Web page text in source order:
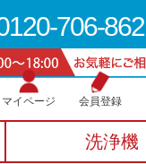
706-862
マイページ 会員登録
洗浄機